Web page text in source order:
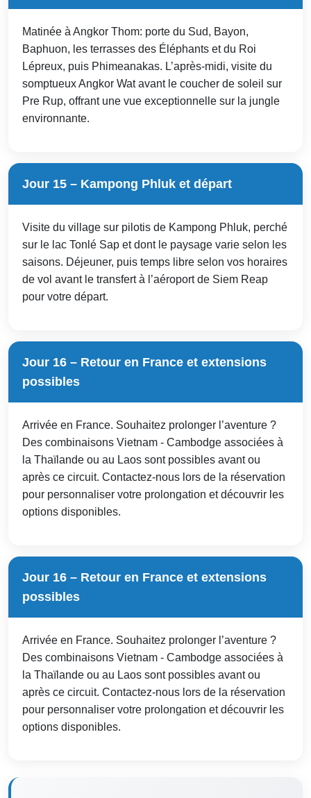
Matinée à Angkor Thom: porte du Sud, Bayon,
Baphuon, les terrasses des Éléphants et du Roi
Lépreux, puis Phimeanakas. L’après-midi, visite du
somptueux Angkor Wat avant le coucher de soleil sur
Pre Rup, offrant une vue exceptionnelle sur la jungle
environnante.
Jour 15 – Kampong Phluk et départ
Visite du village sur pilotis de Kampong Phluk, perché
sur le lac Tonlé Sap et dont le paysage varie selon les
saisons. Déjeuner, puis temps libre selon vos horaires
de vol avant le transfert à l’aéroport de Siem Reap
pour votre départ.
Jour 16 – Retour en France et extensions
possibles
Arrivée en France. Souhaitez prolonger l’aventure ?
Des combinaisons Vietnam - Cambodge associées à
la Thaïlande ou au Laos sont possibles avant ou
après ce circuit. Contactez-nous lors de la réservation
pour personnaliser votre prolongation et découvrir les
options disponibles.
Jour 16 – Retour en France et extensions
possibles
Arrivée en France. Souhaitez prolonger l’aventure ?
Des combinaisons Vietnam - Cambodge associées à
la Thaïlande ou au Laos sont possibles avant ou
après ce circuit. Contactez-nous lors de la réservation
pour personnaliser votre prolongation et découvrir les
options disponibles.